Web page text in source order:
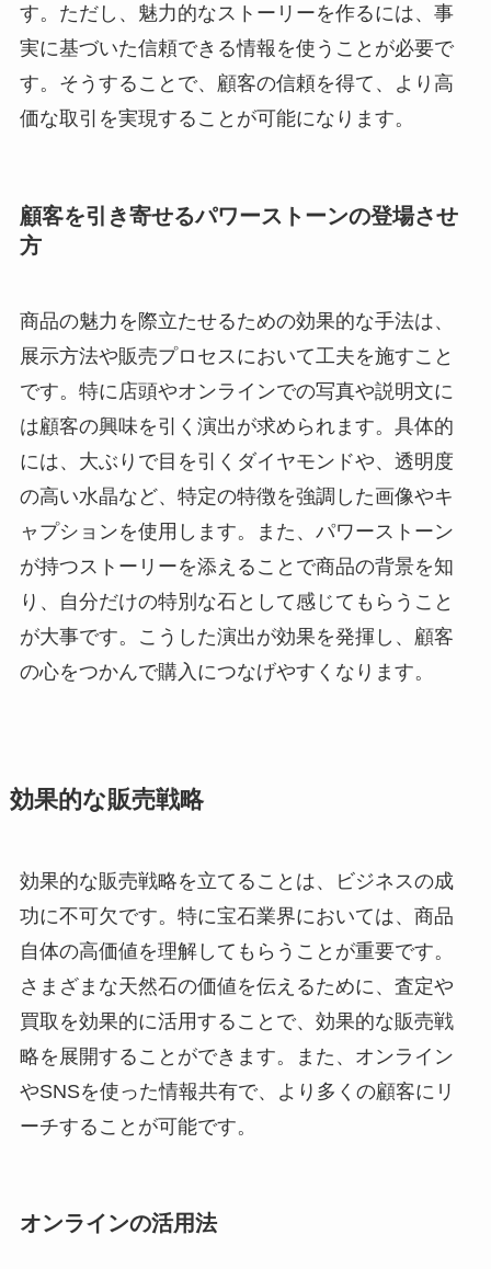
す。ただし、魅力的なストーリーを作るには、事
実に基づいた信頼できる情報を使うことが必要で
す。そうすることで、顧客の信頼を得て、より高
価な取引を実現することが可能になります。
顧客を引き寄せるパワーストーンの登場させ
方
商品の魅力を際立たせるための効果的な手法は、
展示方法や販売プロセスにおいて工夫を施すこと
です。特に店頭やオンラインでの写真や説明文に
は顧客の興味を引く演出が求められます。具体的
には、大ぶりで目を引くダイヤモンドや、透明度
の高い水晶など、特定の特徴を強調した画像やキ
ャプションを使用します。また、パワーストーン
が持つストーリーを添えることで商品の背景を知
り、自分だけの特別な石として感じてもらうこと
が大事です。こうした演出が効果を発揮し、顧客
の心をつかんで購入につなげやすくなります。
効果的な販売戦略
効果的な販売戦略を立てることは、ビジネスの成
功に不可欠です。特に宝石業界においては、商品
自体の高価値を理解してもらうことが重要です。
さまざまな天然石の価値を伝えるために、査定や
買取を効果的に活用することで、効果的な販売戦
略を展開することができます。また、オンライン
やSNSを使った情報共有で、より多くの顧客にリ
ーチすることが可能です。
オンラインの活用法